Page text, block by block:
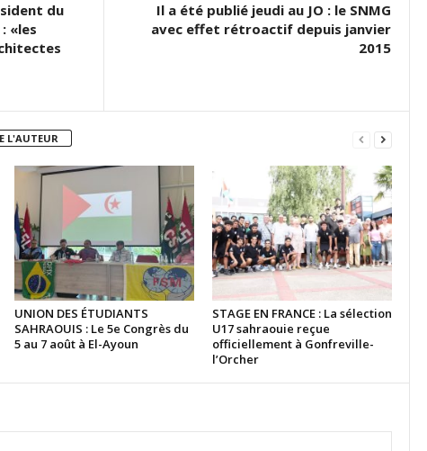
du
«les
Il a été publié jeudi au JO : le SNMG
avec effet rétroactif depuis janvier
2015
L'AUTEUR
UNION DES ÉTUDIANTS
SAHRAOUIS : Le 5e Congrès du
5 au 7 août à El-Ayoun
STAGE EN FRANCE : La sélection
U17 sahraouie reçue
officiellement à Gonfreville-
l’Orcher